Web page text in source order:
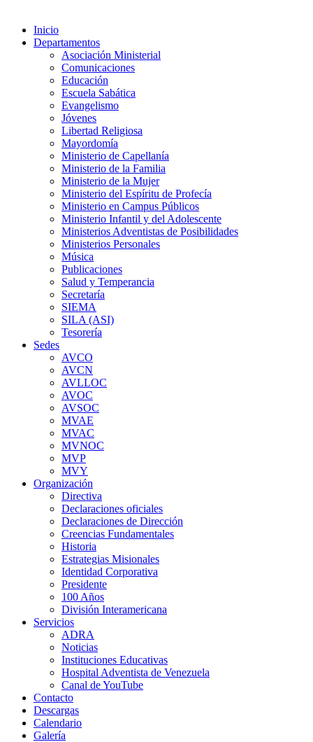
Inicio
Departamentos
Asociación Ministerial
Comunicaciones
Educación
Escuela Sabática
Evangelismo
Jóvenes
Libertad Religiosa
Mayordomía
Ministerio de Capellanía
Ministerio de la Familia
Ministerio de la Mujer
Ministerio del Espíritu de Profecía
Ministerio en Campus Públicos
Ministerio Infantil y del Adolescente
Ministerios Adventistas de Posibilidades
Ministerios Personales
Música
Publicaciones
Salud y Temperancia
Secretaría
SIEMA
SILA (ASI)
Tesorería
Sedes
AVCO
AVCN
AVLLOC
AVOC
AVSOC
MVAE
MVAC
MVNOC
MVP
MVY
Organización
Directiva
Declaraciones oficiales
Declaraciones de Dirección
Creencias Fundamentales
Historia
Estrategias Misionales
Identidad Corporativa
Presidente
100 Años
División Interamericana
Servicios
ADRA
Noticias
Instituciones Educativas
Hospital Adventista de Venezuela
Canal de YouTube
Contacto
Descargas
Calendario
Galería